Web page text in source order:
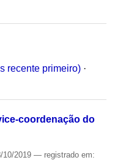
recente primeiro) ·
coordenação do
2019 — registrado em: